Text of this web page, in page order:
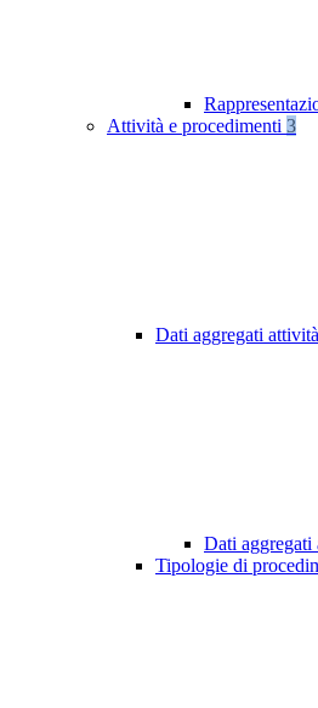
Attività e procedimenti 3
Dati aggregati
Dati aggregati
Tipologie di